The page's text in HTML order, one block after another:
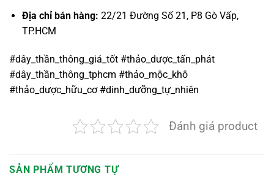
Địa chỉ bán hàng: 22/21 Đường Số 21, P8 Gò Vấp,
TP.HCM
#dây_thần_thông_giá_tốt #thảo_dược_tấn_phát
#dây_thần_thông_tphcm #thảo_mộc_khô
#thảo_dược_hữu_cơ #dinh_dưỡng_tự_nhiên
Đánh giá product
SẢN PHẨM TƯƠNG TỰ